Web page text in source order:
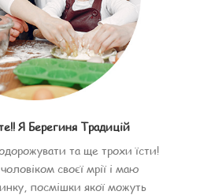
Я Берегиня Традицій
та ще трохи їсти!
своєї мрії і маю
посмішки якої можуть